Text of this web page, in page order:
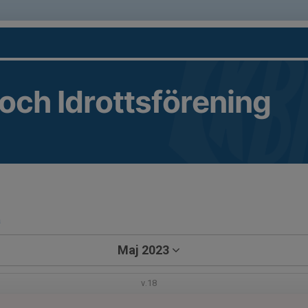
Idrottsförening
Maj 2023
v.18